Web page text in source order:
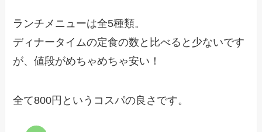
ランチメニューは全5種類。
ディナータイムの定食の数と比べると少ないです
が、値段がめちゃめちゃ安い！
全て800円というコスパの良さです。